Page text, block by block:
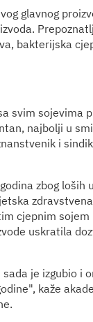
glavnog
bakterijska
svim sojevima
najbolji u
i
zbog
cjepnim
uskratila
je izgubio i
kaže